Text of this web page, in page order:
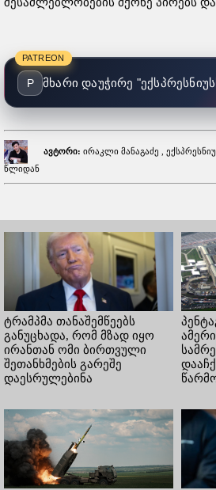
PATREON
P მხარი დაუჭირე
ავტორი: ირაკლი მანაგაძე ,
წლიდან
ტრამპმა თანაშემწეებს
განუცხადა, რომ მზად იყო
ირანთან ომი ბირთვული
შეთანხმების გარეშე
დაესრულებინა